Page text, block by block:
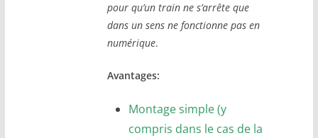
pour qu’un train ne s’arrête que
dans un sens ne fonctionne pas en
numérique.
Avantages:
Montage simple (y
compris dans le cas de la